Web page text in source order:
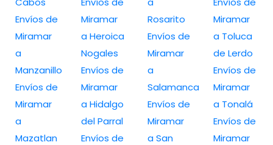
Envíos de
Miramar
a
Manzanillo
Envíos de
Miramar
a
Mazatlan
Miramar
a Heroica
Nogales
Envíos de
Miramar
a Hidalgo
del Parral
Envíos de
Rosarito
Envíos de
Miramar
a
Salamanca
Envíos de
Miramar
a San
Miramar
a Toluca
de Lerdo
Envíos de
Miramar
a Tonalá
Envíos de
Miramar